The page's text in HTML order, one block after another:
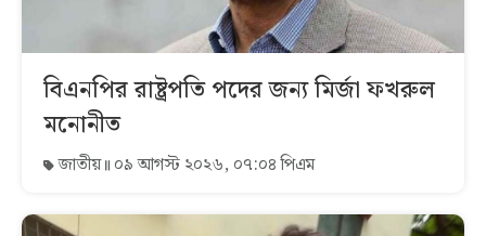
বিএনপির রাষ্ট্রপতি পদের জন্য মির্জা ফখরুল
মনোনীত
জাতীয় ০৯ আগস্ট ২০২৬, ০৭:০৪ পিএম